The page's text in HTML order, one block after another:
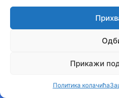
Прикажи
Политика колачића
13
20
26 27